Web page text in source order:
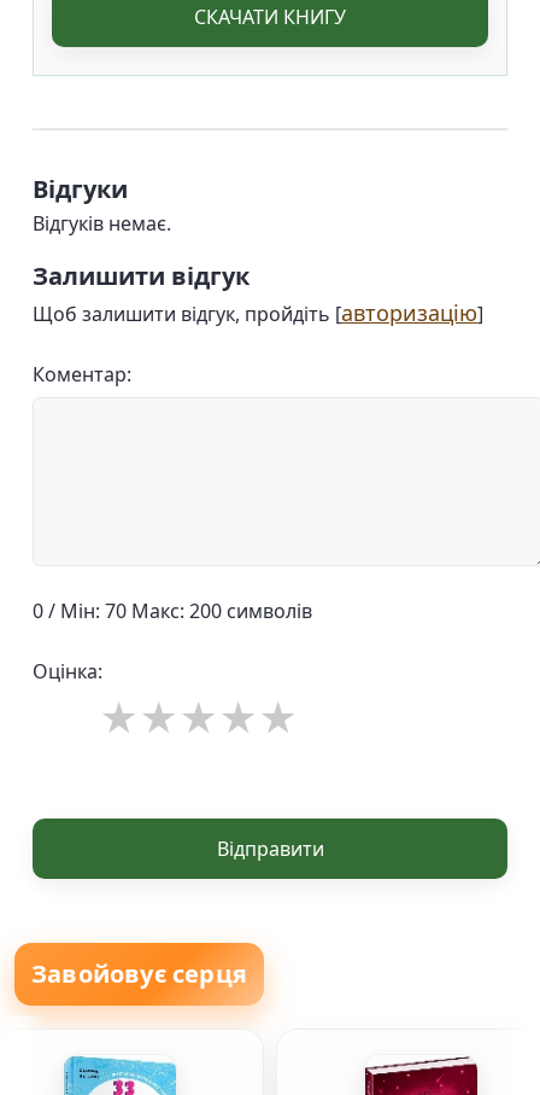
СКАЧАТИ КНИГУ
Відгуки
Відгуків немає.
Залишити відгук
Щоб залишити відгук, пройдіть [авторизацію]
Коментар:
0 / Мін: 70 Макс: 200 символів
Оцінка:
Відправити
Завойовує серця